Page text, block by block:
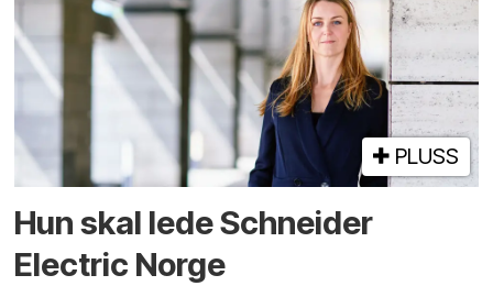
PLUSS
Hun skal lede Schneider
Electric Norge